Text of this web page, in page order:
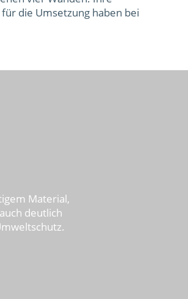
die Umsetzung haben bei
Material,
deutlich